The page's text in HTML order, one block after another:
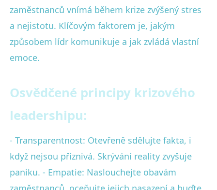
zaměstnanců vnímá během krize zvýšený stres
a nejistotu. Klíčovým faktorem je, jakým
způsobem lídr komunikuje a jak zvládá vlastní
emoce.
Osvědčené principy krizového
leadershipu:
- Transparentnost: Otevřeně sdělujte fakta, i
když nejsou příznivá. Skrývání reality zvyšuje
paniku. - Empatie: Naslouchejte obavám